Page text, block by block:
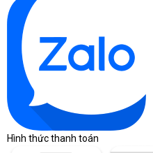
Hình thức thanh toán